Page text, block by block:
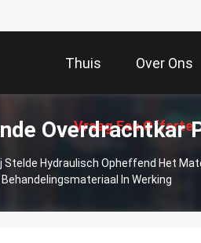
Thuis Over Ons
Vraag Een Offerte
Aan
Overdrachtkar
Stelde Hydraulisch Opheffend Het
In Werking